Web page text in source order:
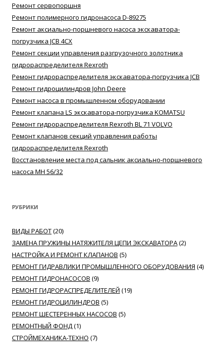
Ремонт сервопоршня
Ремонт полимерного гидронасоса D-89275
Ремонт аксиально-поршневого насоса экскаватора-
погрузчика JCB 4CX
Ремонт секции управления разгрузочного золотника
гидрораспределителя Rexroth
Ремонт гидрораспределителя экскаватора-погрузчика JCB
Ремонт гидроцилиндров John Deere
Ремонт насоса в промышленном оборудовании
Ремонт клапана LS экскаватора-погрузчика KOMATSU
Ремонт гидрораспределителя Rexroth BL 71 VOLVO
Ремонт клапанов секций управления работы
гидрораспределителя Rexroth
Восстановление места под сальник аксиально-поршневого
насоса MH 56/32
РУБРИКИ
ВИДЫ РАБОТ(20)
ЗАМЕНА ПРУЖИНЫ НАТЯЖИТЕЛЯ ЦЕПИ ЭКСКАВАТОРА(2)
НАСТРОЙКА И РЕМОНТ КЛАПАНОВ (5)
РЕМОНТ ГИДРАВЛИКИ ПРОМЫШЛЕННОГО ОБОРУДОВАНИЯ (4)
РЕМОНТ ГИДРОНАСОСОВ (9)
РЕМОНТ ГИДРОРАСПРЕДЕЛИТЕЛЕЙ (19)
РЕМОНТ ГИДРОЦИЛИНДРОВ (5)
РЕМОНТ ШЕСТЕРЕННЫХ НАСОСОВ (5)
РЕМОНТНЫЙ ФОНД (1)
СТРОЙМЕХАНИКА-ТЕХНО (7)